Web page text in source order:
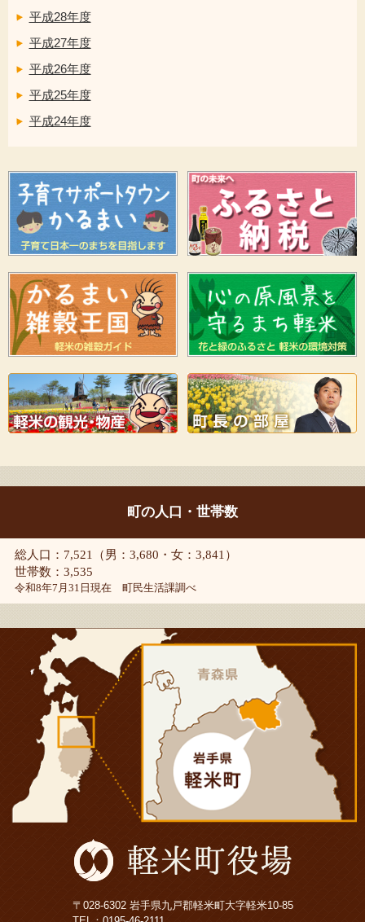
平成28年度
平成27年度
平成26年度
平成25年度
平成24年度
町の人口・世帯数
総人口：7,521（男：3,680・女：3,841）
世帯数：3,535
令和8年7月31日現在 町民生活課調べ
〒028-6302 岩手県九戸郡軽米町大字軽米10-85